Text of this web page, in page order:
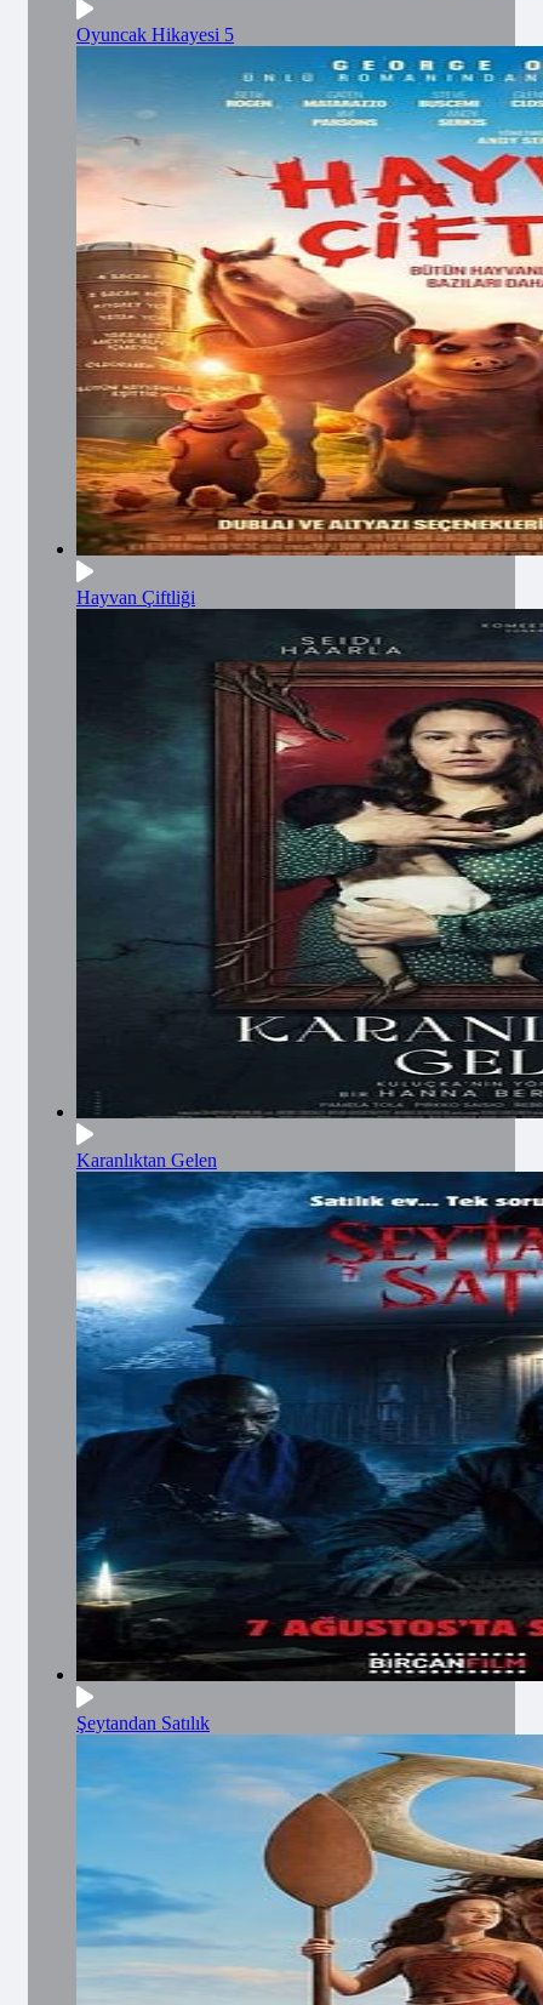
Oyuncak Hikayesi 5
Hayvan Çiftliği
Karanlıktan Gelen
Şeytandan Satılık